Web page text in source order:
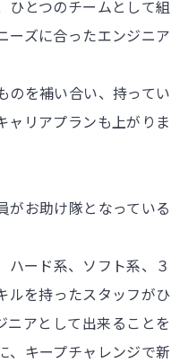
ひとつのチームとして組
ーズに合ったエンジニア
のを補い合い、持ってい
ャリアプランも上がりま
がお助け隊となっている
ハード系、ソフト系、３
ルを持ったスタッフがひ
ニアとして出来ることを
、キープチャレンジで新